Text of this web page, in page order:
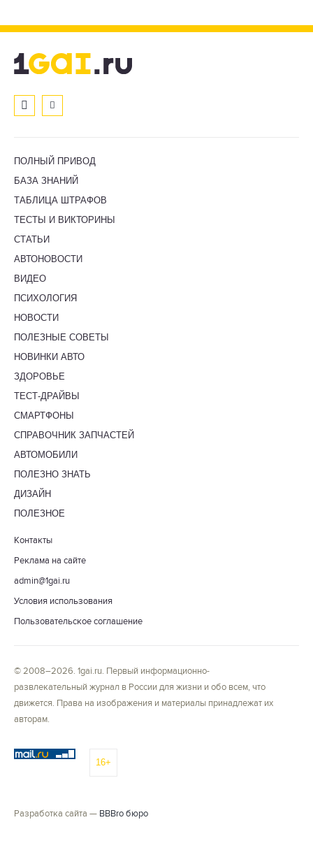
ПОЛНЫЙ ПРИВОД
БАЗА ЗНАНИЙ
ТАБЛИЦА ШТРАФОВ
ТЕСТЫ И ВИКТОРИНЫ
СТАТЬИ
АВТОНОВОСТИ
ВИДЕО
ПСИХОЛОГИЯ
НОВОСТИ
ПОЛЕЗНЫЕ СОВЕТЫ
НОВИНКИ АВТО
ЗДОРОВЬЕ
ТЕСТ-ДРАЙВЫ
СМАРТФОНЫ
СПРАВОЧНИК ЗАПЧАСТЕЙ
АВТОМОБИЛИ
ПОЛЕЗНО ЗНАТЬ
ДИЗАЙН
ПОЛЕЗНОЕ
Контакты
Реклама на сайте
admin@1gai.ru
Условия использования
Пользовательское соглашение
© 2008–2026. 1gai.ru. Первый информационно-
развлекательный журнал в России для жизни и обо всем, что
движется. Права на изображения и материалы принадлежат их
авторам.
16+
Разработка сайта — BBBro бюро